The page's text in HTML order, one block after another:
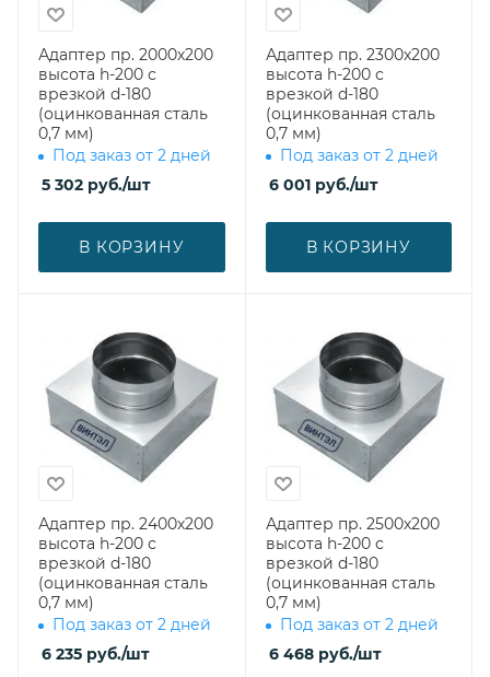
Адаптер пр. 2000х200
высота h-200 с
врезкой d-180
(оцинкованная сталь
0,7 мм)
Под заказ от 2 дней
5 302 руб./шт
В КОРЗИНУ
Адаптер пр. 2300х200
высота h-200 с
врезкой d-180
(оцинкованная сталь
0,7 мм)
Под заказ от 2 дней
6 001руб./шт
В КОРЗИНУ
Адаптер пр. 2400х200
высота h-200 с
врезкой d-180
(оцинкованная сталь
0,7 мм)
Под заказ от 2 дней
6 235 руб./шт
Адаптер пр. 2500х200
высота h-200 с
врезкой d-180
(оцинкованная сталь
0,7 мм)
Под заказ от 2 дней
6 468руб./шт